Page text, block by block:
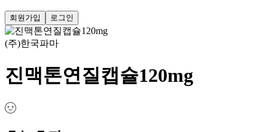
회원가입 로그인
(주)한국파마
진맥톤연질캡슐120mg